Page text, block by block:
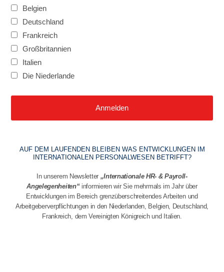
Belgien
Deutschland
Frankreich
Großbritannien
Italien
Die Niederlande
AUF DEM LAUFENDEN BLEIBEN WAS ENTWICKLUNGEN IM
INTERNATIONALEN PERSONALWESEN BETRIFFT?
In unserem Newsletter „Internationale HR- & Payroll-
Angelegenheiten“informieren wir Sie mehrmals im Jahr über
Entwicklungen im Bereich grenzüberschreitendes Arbeiten und
Arbeitgeberverpflichtungen in den Niederlanden, Belgien, Deutschland,
Frankreich, dem Vereinigten Königreich und Italien.